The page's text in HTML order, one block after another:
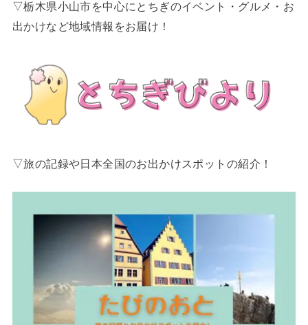
▽栃木県小山市を中心にとちぎのイベント・グルメ・お
出かけなど地域情報をお届け！
▽旅の記録や日本全国のお出かけスポットの紹介！